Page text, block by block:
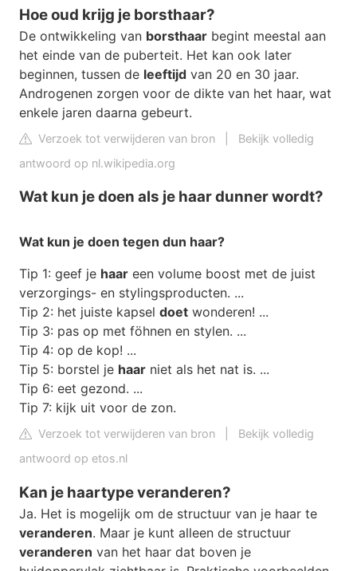
Hoe oud krijg je borsthaar?
De ontwikkeling van borsthaar begint meestal aan
het einde van de puberteit. Het kan ook later
beginnen, tussen de leeftijd van 20 en 30 jaar.
Androgenen zorgen voor de dikte van het haar, wat
enkele jaren daarna gebeurt.
Verzoek tot verwijderen van bron
Bekijk volledig
antwoord op nl.wikipedia.org
Wat kun je doen als je haar dunner wordt?
Wat kun je doen tegen dun haar?
Tip 1: geef je haar een volume boost met de juist
verzorgings- en stylingsproducten. ...
Tip 2: het juiste kapsel doet wonderen! ...
Tip 3: pas op met föhnen en stylen. ...
Tip 4: op de kop! ...
Tip 5: borstel je haar niet als het nat is. ...
Tip 6: eet gezond. ...
Tip 7: kijk uit voor de zon.
Verzoek tot verwijderen van bron
Bekijk volledig
antwoord op etos.nl
Kan je haartype veranderen?
Ja. Het is mogelijk om de structuur van je haar te
veranderen. Maar je kunt alleen de structuur
veranderen van het haar dat boven je